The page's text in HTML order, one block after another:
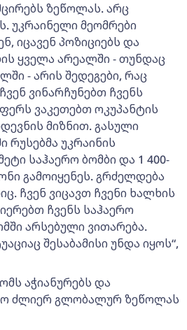
ზეწოლას. არც
უკრაინელი მეომრები
იცავენ პოზიციებს და
ყველა არეალში - თუნდაც
- არის შედეგები, რაც
ვინარჩუნებთ ჩვენს
ვაკეთებთ ოკუპანტის
მიზნით. გასული
რუსებმა უკრაინის
საჰაერო ბომბი და 1 400-
გამოიყენეს. გრძელდება
ჩვენ ვიცავთ ჩვენი ხალხის
ჩვენს საჰაერო
არსებული ვითარება.
შესაბამისი უნდა იყოს“,
აჭიანურებს და
ძლიერ გლობალურ ზეწოლას